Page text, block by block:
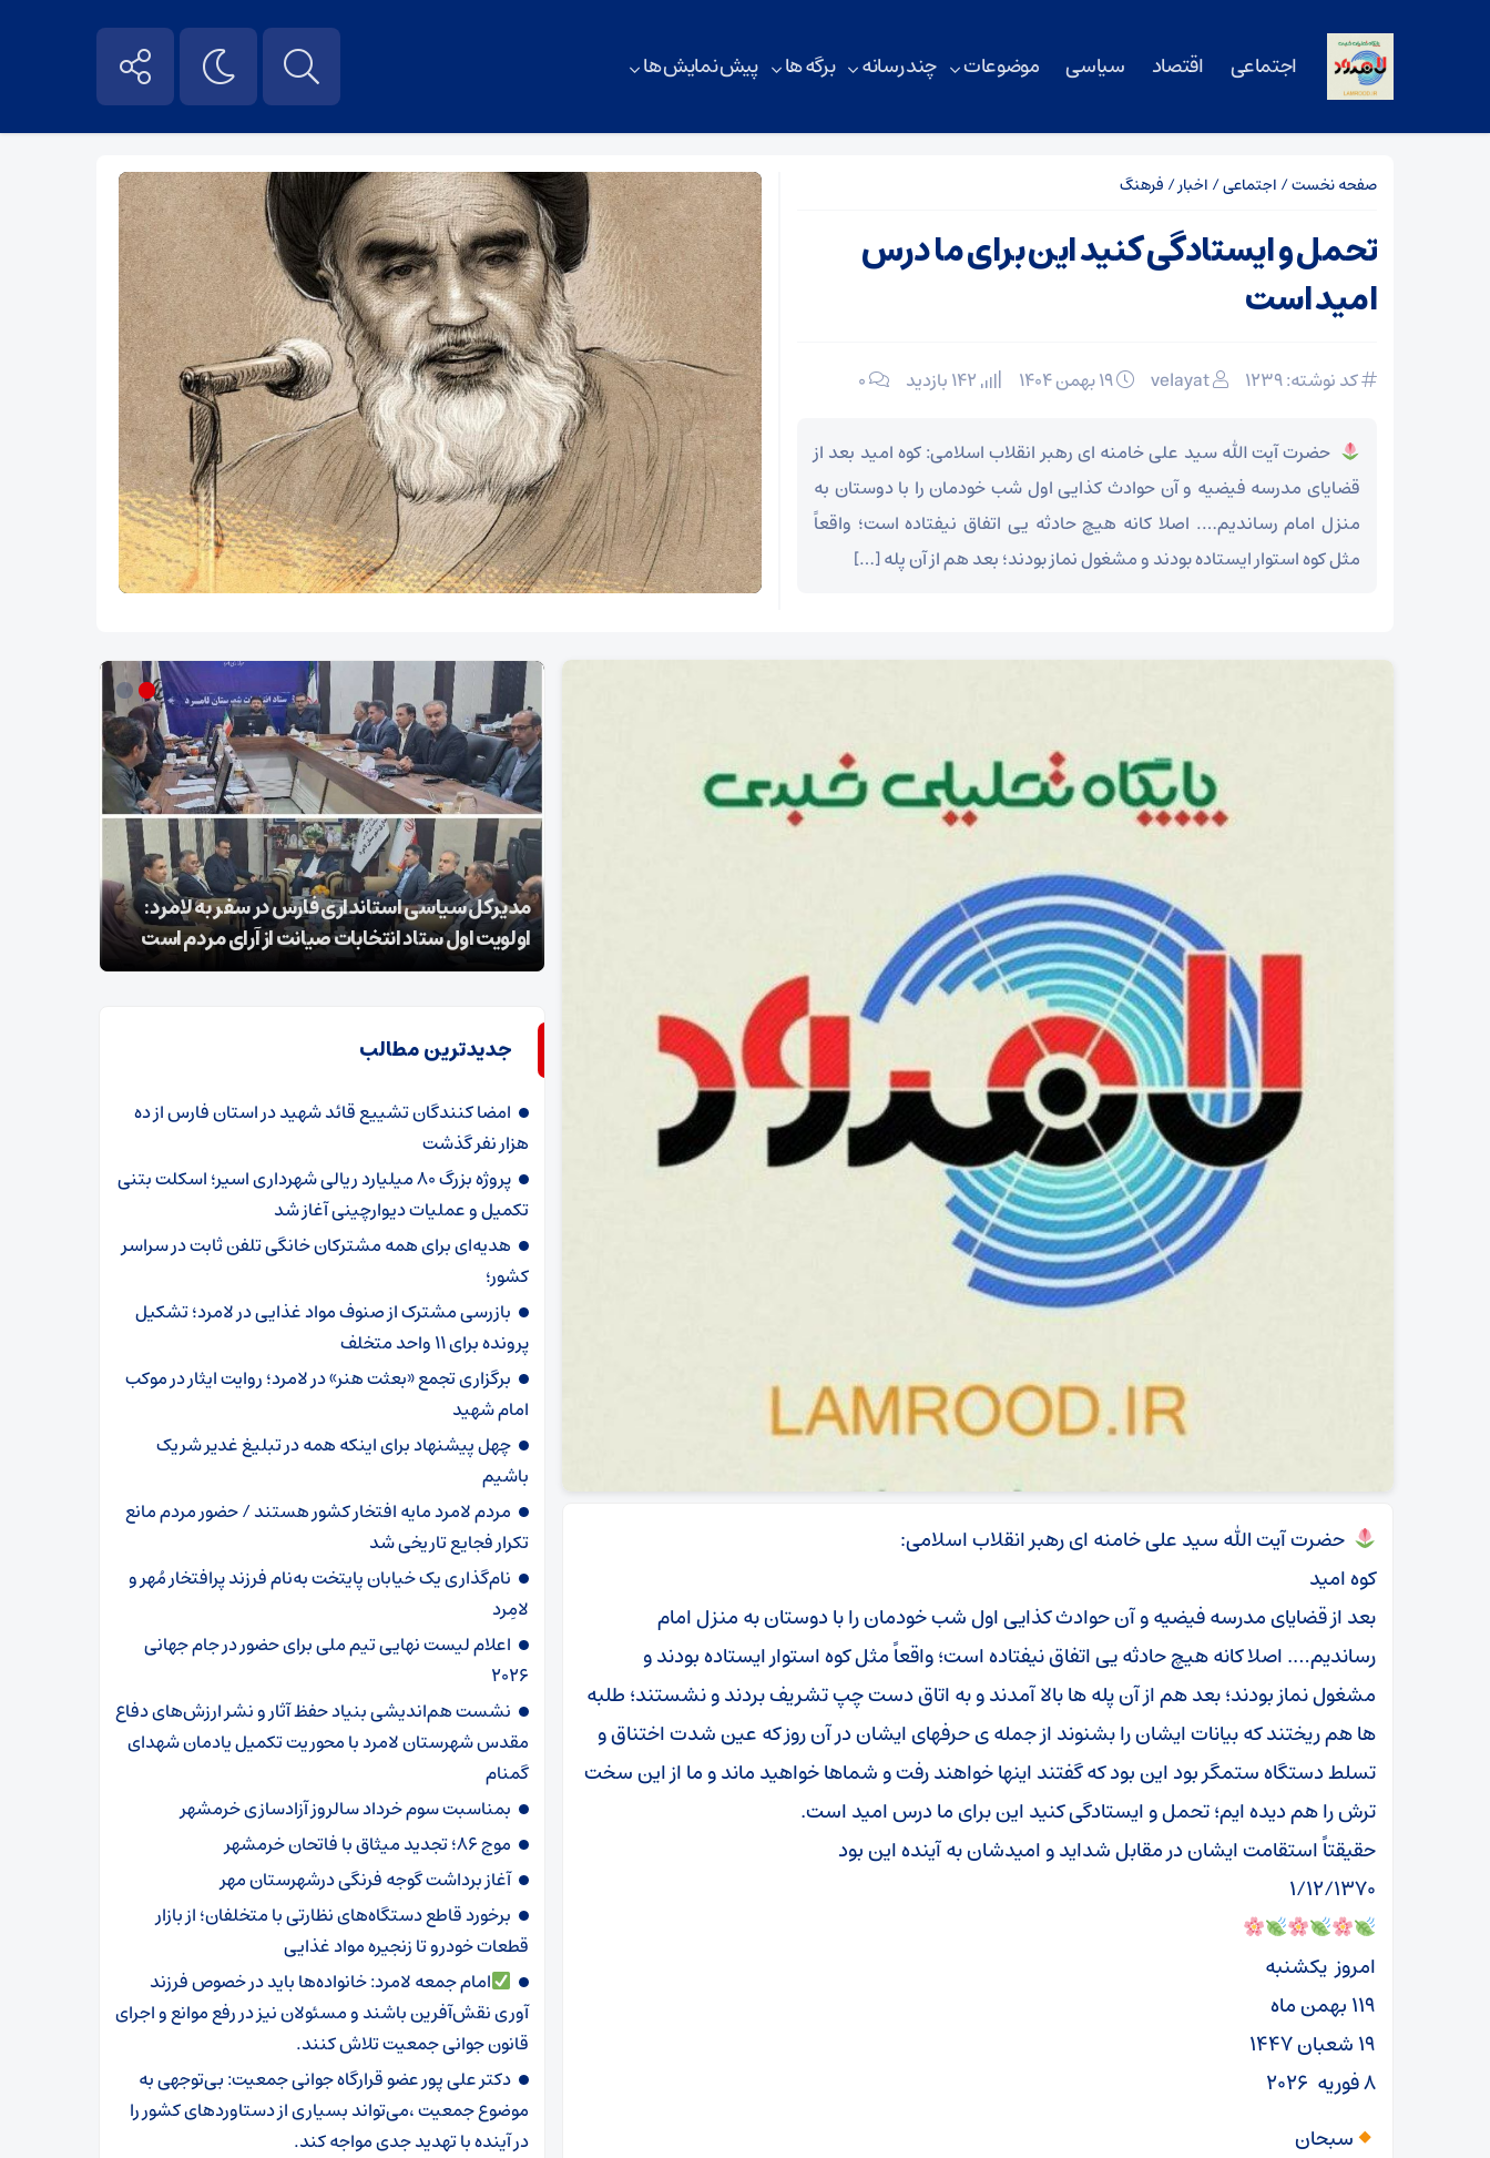
اجتماعی اقتصاد سیاسی موضوعات چند رسانه برگه ها پیش نمایش ها
صفحه نخست/ اجتماعی/ اخبار/ فرهنگ
تحمل و ایستادگی کنید این برای ما درس
امید است
کد نوشته: 1239 velayat ۰
حضرت آیت الله سید علی خامنه ای رهبر انقلاب اسلامی: کوه امید بعد از
قضایای مدرسه فیضیه و آن حوادث کذایی اول شب خودمان را با دوستان به
منزل امام رساندیم…. اصلا کانه هیچ حادثه یی اتفاق نیفتاده است؛ واقعاً
مثل کوه استوار ایستاده بودند و مشغول نماز بودند؛ بعد هم از آن پله […]
حضرت آیت الله سید علی خامنه ای رهبر انقلاب اسلامی:
کوه امید
بعد از قضایای مدرسه فیضیه و آن حوادث کذایی اول شب خودمان را با دوستان به منزل امام
رساندیم…. اصلا کانه هیچ حادثه یی اتفاق نیفتاده است؛ واقعاً مثل کوه استوار ایستاده بودند و
مشغول نماز بودند؛ بعد هم از آن پله ها بالا آمدند و به اتاق دست چپ تشریف بردند و نشستند؛ طلبه
ها هم ریختند که بیانات ایشان را بشنوند از جمله ی حرفهای ایشان در آن روز که عین شدت اختناق و
تسلط دستگاه ستمگر بود این بود که گفتند اینها خواهند رفت و شماها خواهید ماند و ما از این سخت
ترش را هم دیده ایم؛ تحمل و ایستادگی کنید این برای ما درس امید است.
حقیقتاً استقامت ایشان در مقابل شداید و امیدشان به آینده این بود
۱/۱۲/۱۳۷۰
امروز یکشنبه
۱۱۹ بهمن ماه
۱۹ شعبان ۱۴۴۷
۸ فوریه ۲۰۲۶
سبحان
شکوه موج چهل و هفتم مردم انقلابی لامرد /این
مردم واقعا مبعوث شده اند.
مدیرکل سیاسی استانداری فارس در سفر به لامرد:
اولویت اول ستاد انتخابات صیانت از آرای مردم است
جدیدترین مطالب
امضا کنندگان تشییع قائد شهید در استان فارس از ده
هزار نفر گذشت
پروژه بزرگ ۸۰ میلیارد ریالی شهرداری اسیر؛ اسکلت بتنی
تکمیل و عملیات دیوارچینی آغاز شد
هدیه‌ای برای همه مشترکان خانگی تلفن ثابت در سراسر
کشور؛
بازرسی مشترک از صنوف مواد غذایی در لامرد؛ تشکیل
پرونده برای ۱۱ واحد متخلف
برگزاری تجمع «بعثت هنر» در لامرد؛ روایت ایثار در موکب
امام شهید
چهل پیشنهاد برای اینکه همه در تبلیغ غدیر شریک
باشیم
مردم لامرد مایه افتخار کشور هستند / حضور مردم مانع
تکرار فجایع تاریخی شد
نام‌گذاری یک خیابان پایتخت به‌نام فرزند پرافتخار مُهر و
لامِرد
اعلام لیست نهایی تیم ملی برای حضور در جام جهانی
۲۰۲۶ ‌
نشست هم‌اندیشی بنیاد حفظ آثار و نشر ارزش‌های دفاع
مقدس شهرستان لامرد با محوریت تکمیل یادمان شهدای
گمنام
بمناسبت سوم خرداد سالروز آزادسازی خرمشهر
موج ۸۶؛ تجدید میثاق با فاتحان خرمشهر
آغاز برداشت گوجه فرنگی درشهرستان مهر
برخورد قاطع دستگاه‌های نظارتی با متخلفان؛ از بازار
قطعات خودرو تا زنجیره مواد غذایی
امام جمعه لامرد: خانواده‌ها باید در خصوص فرزند
آوری نقش‌آفرین باشند و مسئولان نیز در رفع موانع و اجرای
قانون جوانی جمعیت تلاش کنند.
دکتر علی پور عضو قرارگاه جوانی جمعیت: بی‌توجهی به
موضوع جمعیت ،می‌تواند بسیاری از دستاوردهای کشور را
در آینده با تهدید جدی مواجه کند.